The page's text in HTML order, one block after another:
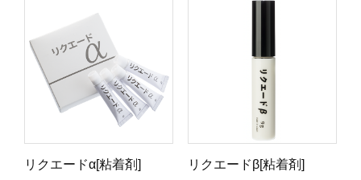
リクエードα[粘着剤]
リクエードβ[粘着剤]